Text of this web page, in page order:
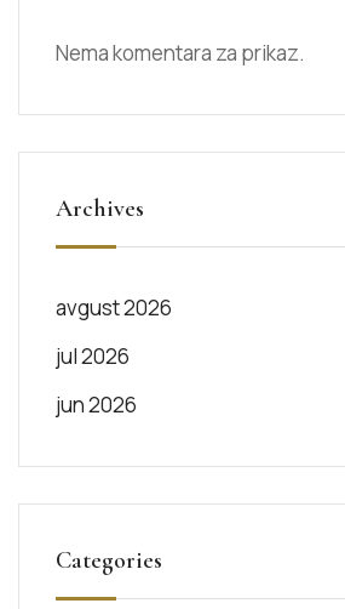
Nema komentara za prikaz.
Archives
avgust 2026
jul 2026
jun 2026
Categories